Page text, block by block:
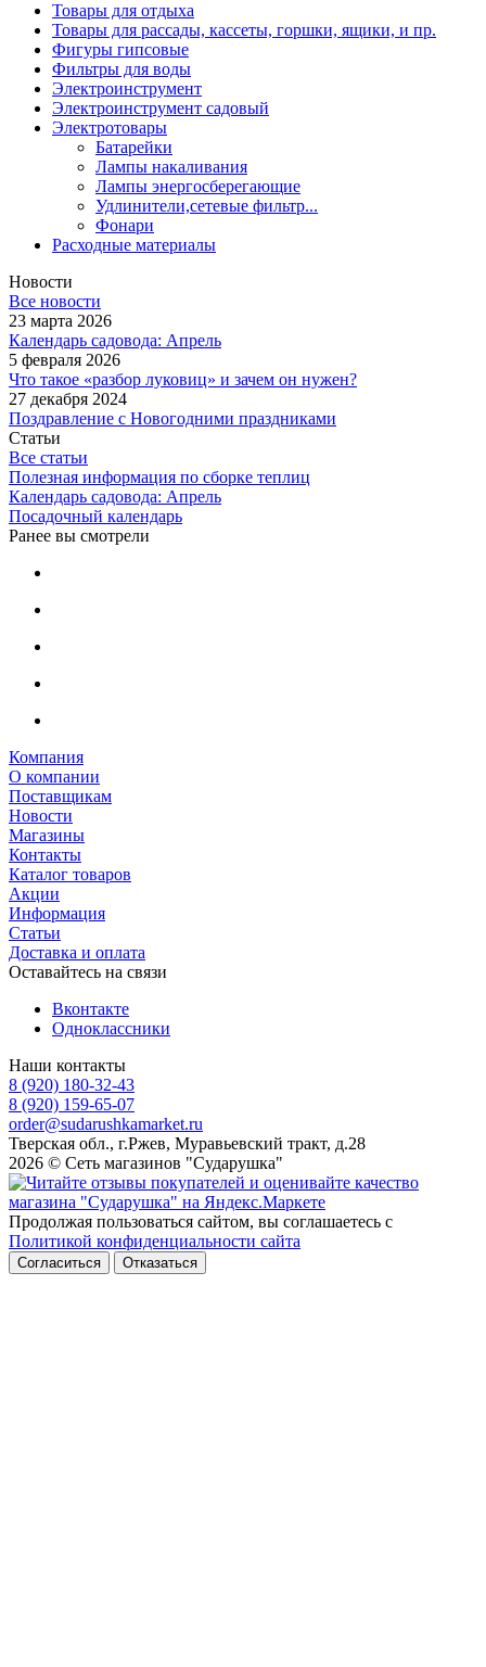
Товары для отдыха
Товары для рассады, кассеты, горшки, ящики, и пр.
Фигуры гипсовые
Фильтры для воды
Электроинструмент
Электроинструмент садовый
Электротовары
Батарейки
Лампы накаливания
Лампы энергосберегающие
Удлинители,сетевые фильтр...
Фонари
Расходные материалы
Новости
Все новости
23 марта 2026
Календарь садовода: Апрель
5 февраля 2026
Что такое «разбор луковиц» и зачем он нужен?
27 декабря 2024
Поздравление с Новогодними праздниками
Статьи
Все статьи
Полезная информация по сборке теплиц
Календарь садовода: Апрель
Посадочный календарь
Ранее вы смотрели
Компания
О компании
Поставщикам
Новости
Магазины
Контакты
Каталог товаров
Акции
Информация
Статьи
Доставка и оплата
Оставайтесь на связи
Вконтакте
Одноклассники
Наши контакты
8 (920) 180-32-43
8 (920) 159-65-07
order@sudarushkamarket.ru
Тверская обл., г.Ржев, Муравьевский тракт, д.28
2026 © Сеть магазинов "Сударушка"
Продолжая пользоваться сайтом, вы соглашаетесь с
Политикой конфиденциальности сайта
Согласиться Отказаться